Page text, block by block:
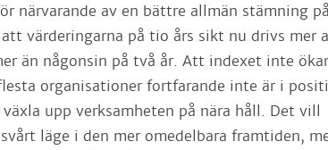
närvarande av en bättre allmän stämning på
värderingarna på tio års sikt nu drivs mer
än någonsin på två år. Att indexet inte ökar
organisationer fortfarande inte är i
upp verksamheten på nära håll. Det vill
läge i den mer omedelbara framtiden,